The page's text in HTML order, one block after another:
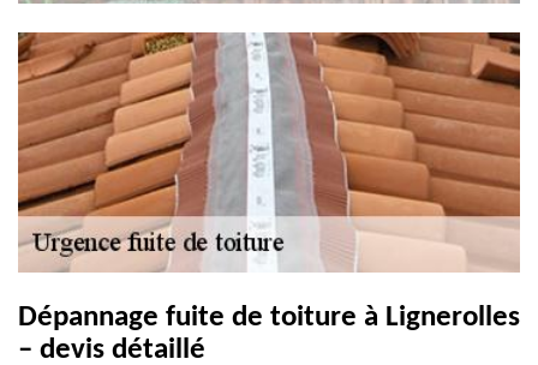
Dépannage fuite de toiture à Lignerolles
– devis détaillé